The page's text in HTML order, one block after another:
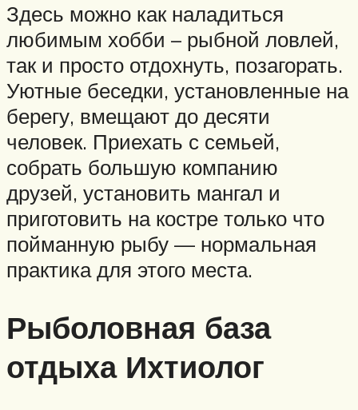
Здесь можно как наладиться
любимым хобби – рыбной ловлей,
так и просто отдохнуть, позагорать.
Уютные беседки, установленные на
берегу, вмещают до десяти
человек. Приехать с семьей,
собрать большую компанию
друзей, установить мангал и
приготовить на костре только что
пойманную рыбу — нормальная
практика для этого места.
Рыболовная база
отдыха Ихтиолог